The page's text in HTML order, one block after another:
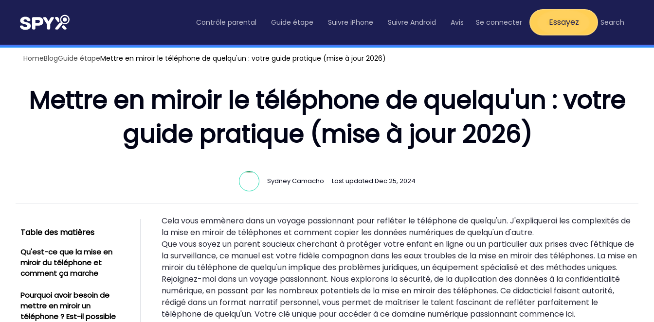
Contrôle parental Guide étape Suivre iPhone Suivre Android Avis Se connecter Essayez Search
HomeBlogGuide étapeMettre en miroir le téléphone de quelqu'un : votre guide pratique (mise à jour 2026)
Mettre en miroir le téléphone de quelqu'un : votre
guide pratique (mise à jour 2026)
Sydney Camacho Last updated:Dec 25, 2024
Table des matières
Qu'est-ce que la mise en
miroir du téléphone et
comment ça marche
Pourquoi avoir besoin de
mettre en miroir un
téléphone ? Est-il possible
Cela vous emmènera dans un voyage passionnant pour refléter le téléphone de quelqu'un. J'expliquerai les complexités de
la mise en miroir de téléphones et comment copier les données numériques de quelqu'un d'autre.
Que vous soyez un parent soucieux cherchant à protéger votre enfant en ligne ou un particulier aux prises avec l'éthique de
la surveillance, ce manuel est votre fidèle compagnon dans les eaux troubles de la mise en miroir des téléphones. La mise en
miroir du téléphone de quelqu'un implique des problèmes juridiques, un équipement spécialisé et des méthodes uniques.
Rejoignez-moi dans un voyage passionnant. Nous explorons la sécurité, de la duplication des données à la confidentialité
numérique, en passant par les nombreux potentiels de la mise en miroir des téléphones. Ce didacticiel faisant autorité,
rédigé dans un format narratif personnel, vous permet de maîtriser le talent fascinant de refléter parfaitement le
téléphone de quelqu'un. Votre clé unique pour accéder à ce domaine numérique passionnant commence ici.